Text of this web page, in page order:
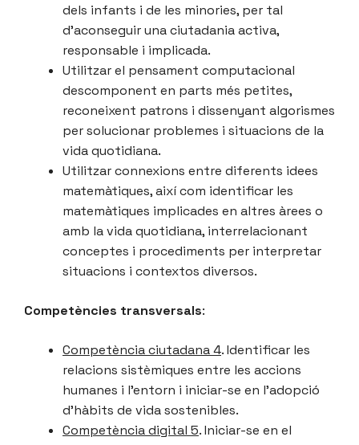
dels infants i de les minories, per tal
d’aconseguir una ciutadania activa,
responsable i implicada.
Utilitzar el pensament computacional
descomponent en parts més petites,
reconeixent patrons i dissenyant algorismes
per solucionar problemes i situacions de la
vida quotidiana.
Utilitzar connexions entre diferents idees
matemàtiques, així com identificar les
matemàtiques implicades en altres àrees o
amb la vida quotidiana, interrelacionant
conceptes i procediments per interpretar
situacions i contextos diversos.
Competències transversals:
Competència ciutadana 4. Identificar les
relacions sistèmiques entre les accions
humanes i l’entorn i iniciar-se en l’adopció
d’hàbits de vida sostenibles.
Competència digital 5. Iniciar-se en el